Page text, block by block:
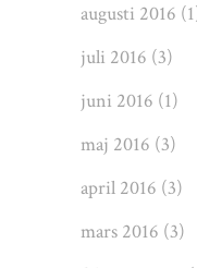
augusti 2016
juli 2016 (3)
juni 2016 (1)
maj 2016 (3)
april 2016 (3)
mars 2016 (3)